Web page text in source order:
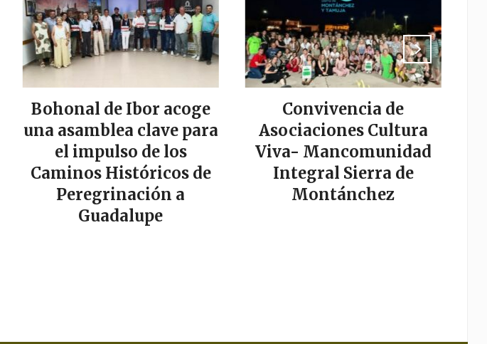
Bohonal de Ibor acoge
una asamblea clave para
el impulso de los
Caminos Históricos de
Peregrinación a
Guadalupe
Convivencia de
Asociaciones Cultura
Viva- Mancomunidad
Integral Sierra de
Montánchez